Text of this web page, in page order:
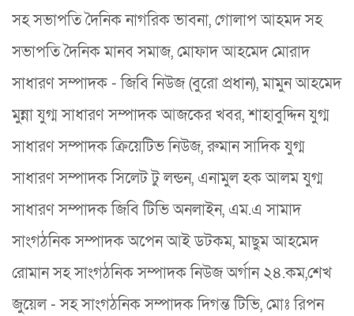
সহ সভাপতি দৈনিক নাগরিক ভাবনা, গোলাপ আহমদ সহ
সভাপতি দৈনিক মানব সমাজ, মোফাদ আহমেদ মোরাদ
সাধারণ সম্পাদক - জিবি নিউজ (বুরো প্রধান), মামুন আহমেদ
মুন্না যুগ্ম সাধারণ সম্পাদক আজকের খবর, শাহাবুদ্দিন যুগ্ম
সাধারণ সম্পাদক ক্রিয়েটিভ নিউজ, রুমান সাদিক যুগ্ম
সাধারণ সম্পাদক সিলেট টু লন্ডন, এনামুল হক আলম যুগ্ম
সাধারণ সম্পাদক জিবি টিভি অনলাইন, এম.এ সামাদ
সাংগঠনিক সম্পাদক অপেন আই ডটকম, মাছুম আহমেদ
রোমান সহ সাংগঠনিক সম্পাদক নিউজ অর্গান ২৪.কম,শেখ
জুয়েল - সহ সাংগঠনিক সম্পাদক দিগন্ত টিভি, মোঃ রিপন